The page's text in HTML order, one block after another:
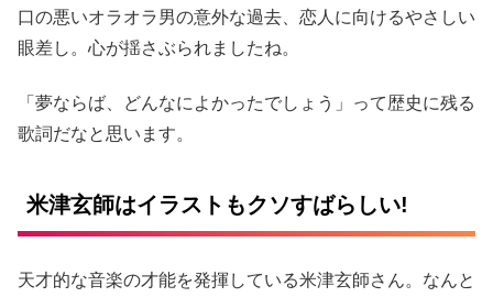
口の悪いオラオラ男の意外な過去、恋人に向けるやさしい
眼差し。心が揺さぶられましたね。
「夢ならば、どんなによかったでしょう」って歴史に残る
歌詞だなと思います。
米津玄師はイラストもクソすばらしい!
天才的な音楽の才能を発揮している米津玄師さん。なんと